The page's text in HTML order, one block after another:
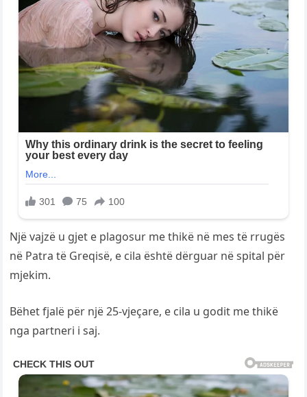
Një vajzë u gjet e plagosur me thikë në mes të rrugës
në Patra të Greqisë, e cila është dërguar në spital për
mjekim.
Bëhet fjalë për një 25-vjeçare, e cila u godit me thikë
nga partneri i saj.